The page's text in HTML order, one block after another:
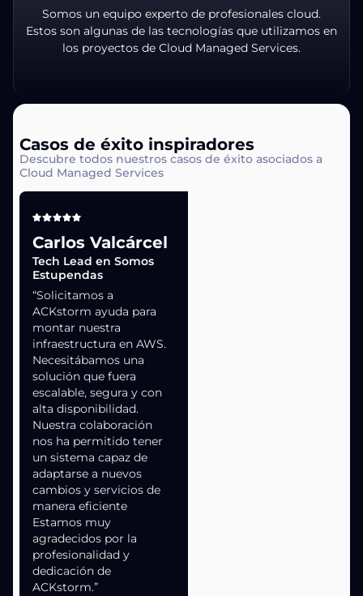
Somos un equipo experto de profesionales cloud.
Estos son algunas de las tecnologías que utilizamos en
los proyectos de Cloud Managed Services.
Casos de éxito inspiradores
Descubre todos nuestros casos de éxito asociados a
Cloud Managed Services
Carlos Valcárcel
Tech Lead en Somos
Estupendas
“Solicitamos a
ACKstorm ayuda para
montar nuestra
infraestructura en AWS.
Necesitábamos una
solución que fuera
escalable, segura y con
alta disponibilidad.
Nuestra colaboración
nos ha permitido tener
un sistema capaz de
adaptarse a nuevos
cambios y servicios de
manera eficiente
Estamos muy
agradecidos por la
profesionalidad y
dedicación de
ACKstorm.”